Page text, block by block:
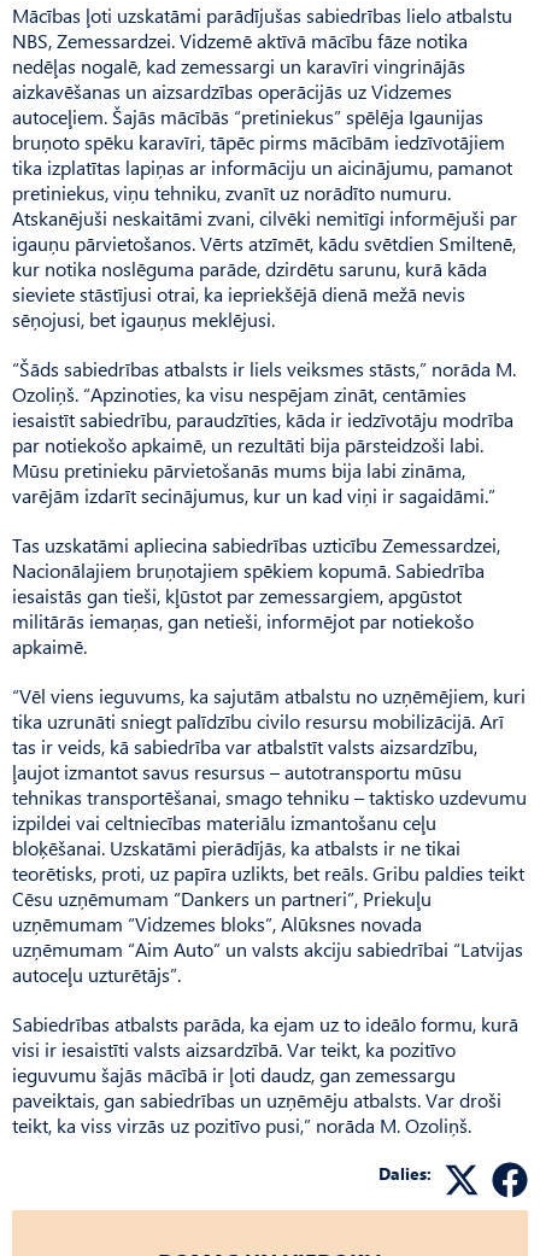
Mācības ļoti uzskatāmi parādījušas sabiedrības lielo atbalstu
NBS, Zemessardzei. Vidzemē aktīvā mācību fāze notika
nedēļas nogalē, kad zemessargi un karavīri vingrinājās
aizkavēšanas un aizsardzības operācijās uz Vi­dze­mes
autoceļiem. Šajās mācībās “pretiniekus” spēlēja Igaunijas
bruņoto spēku karavīri, tāpēc pirms mācībām iedzīvotājiem
tika izplatītas lapiņas ar informāciju un aicinājumu, pamanot
pretiniekus, viņu tehniku, zvanīt uz norādīto numuru.
Atskanējuši neskaitāmi zvani, cilvēki nemitīgi informējuši par
igauņu pārvietošanos. Vērts atzīmēt, kādu svētdien Smiltenē,
kur notika noslēguma parāde, dzirdētu sarunu, kurā kāda
sieviete stāstījusi otrai, ka iepriekšējā dienā mežā nevis
sēņojusi, bet igauņus meklējusi.
“Šāds sabiedrības atbalsts ir liels veiksmes stāsts,” norāda M.
Ozo­liņš. “Apzinoties, ka visu nespējam zināt, centāmies
iesaistīt sabiedrību, paraudzīties, kāda ir iedzīvotāju modrība
par notiekošo apkaimē, un rezultāti bija pārsteidzoši labi.
Mūsu pretinieku pārvietošanās mums bija labi zināma,
varējām izdarīt secinājumus, kur un kad viņi ir sagaidāmi.”
Tas uzskatāmi apliecina sabiedrības uzticību Zemessardzei,
Nacionālajiem bruņotajiem spēkiem kopumā. Sabiedrība
iesaistās gan tieši, kļūstot par zemessargiem, apgūstot
militārās iemaņas, gan netieši, informējot par notiekošo
apkaimē.
“Vēl viens ieguvums, ka sajutām atbalstu no uzņēmējiem, kuri
tika uzrunāti sniegt palīdzību civilo resursu mobilizācijā. Arī
tas ir veids, kā sabiedrība var atbalstīt valsts aizsardzību,
ļaujot izmantot savus resursus – autotransportu mūsu
tehnikas transportēšanai, smago tehniku – taktisko uzdevumu
izpildei vai celtniecības materiālu izmantošanu ceļu
bloķēšanai. Uzskatāmi pierādījās, ka atbalsts ir ne tikai
teorētisks, proti, uz papīra uzlikts, bet reāls. Gribu paldies teikt
Cēsu uzņēmumam “Dankers un partneri”, Priekuļu
uzņēmumam “Vidzemes bloks”, Alūksnes novada
uzņēmumam “Aim Auto” un valsts akciju sabiedrībai “Latvijas
au­toceļu uzturētājs”.
Sabiedrības atbalsts parāda, ka ejam uz to ideālo formu, kurā
visi ir iesaistīti valsts aizsardzībā. Var teikt, ka pozitīvo
ieguvumu šajās mācībā ir ļoti daudz, gan zemessargu
paveiktais, gan sabiedrības un uzņēmēju atbalsts. Var droši
teikt, ka viss virzās uz pozitīvo pusi,” norāda M. Ozoliņš.
Dalies: